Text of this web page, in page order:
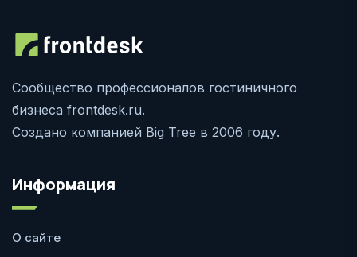
Сообщество профессионалов гостиничного
бизнеса frontdesk.ru.
Создано компанией Big Tree в 2006 году.
Информация
О сайте